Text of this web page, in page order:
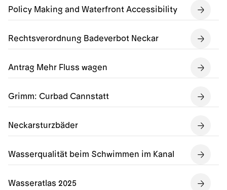
Policy Making and Waterfront Accessibility
Rechtsverordnung Badeverbot Neckar
Antrag Mehr Fluss wagen
Grimm: Curbad Cannstatt
Neckarsturzbäder
Wasserqualität beim Schwimmen im Kanal
Wasseratlas 2025